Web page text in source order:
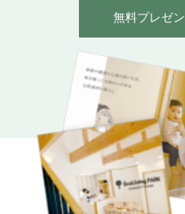
無料プレゼ